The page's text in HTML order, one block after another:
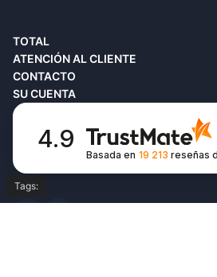
TOTAL
¿Quiénes somos?
Entrega
Política de privacidad
Términos y condiciones
ATENCIÓN AL CLIENTE
Contacto
Devoluciones
SiteMap
CONTACTO
SU CUENTA
Su cuenta
Historial de pedidos
Favoritos
Boletín de noticias
4.9
Basada en 19 213 reseñas
Tags: